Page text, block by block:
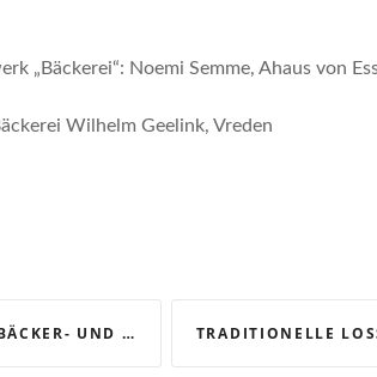
„Bäckerei“: Noemi Semme, Ahaus von
Wilhelm Geelink, Vreden
WESTMÜNSTERLAND